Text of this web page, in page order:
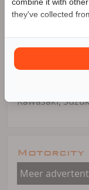
ook altijd meer
motoren op
MOTORcity
Kawasaki,
Motorcity
Meer
480 80 10
they've collected